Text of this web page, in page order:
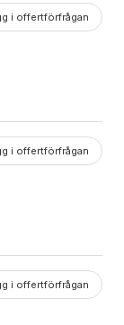
i offertförfrågan
i offertförfrågan
i offertförfrågan